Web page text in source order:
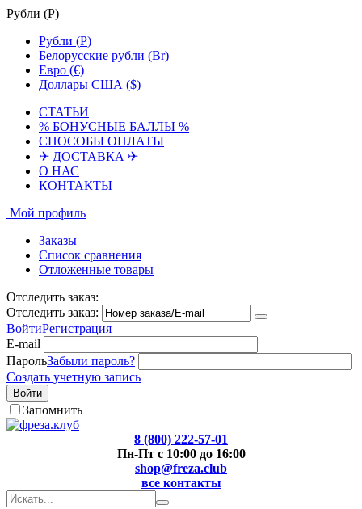
Рубли (Р)
Рубли (Р)
Белорусские рубли (Br)
Евро (€)
Доллары США ($)
СТАТЬИ
% БОНУСНЫЕ БАЛЛЫ %
СПОСОБЫ ОПЛАТЫ
✈ ДОСТАВКА ✈
О НАС
КОНТАКТЫ
Мой профиль
Заказы
Список сравнения
Отложенные товары
Отследить заказ:
Отследить заказ:
ВойтиРегистрация
E-mail
ПарольЗабыли пароль?
Создать учетную запись
Войти
Запомнить
8 (800) 222-57-01
Пн-Пт с 10:00 до 16:00
shop@freza.club
все контакты